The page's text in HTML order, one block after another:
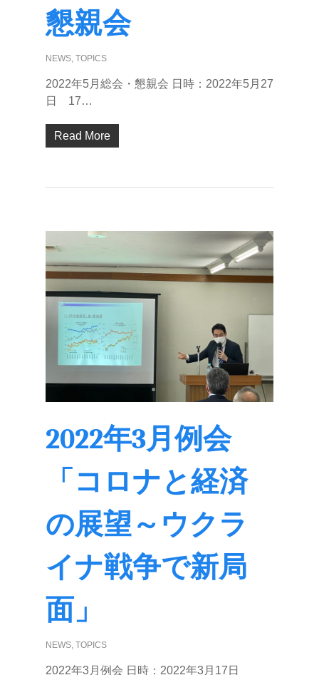
懇親会
NEWS, TOPICS
2022年5月総会・懇親会 日時：2022年5月27
日 17…
Read More
2022年3月例会
「コロナと経済
の展望～ウクラ
イナ戦争で新局
面」
NEWS, TOPICS
2022年3月例会 日時：2022年3月17日